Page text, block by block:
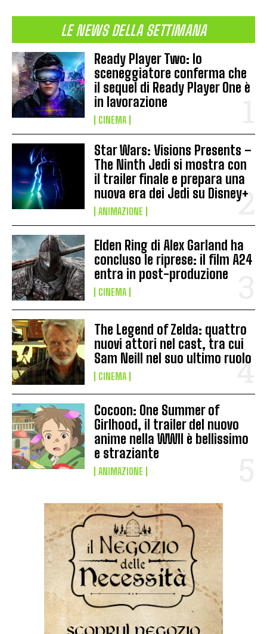
LE NEWS DELLA SETTIMANA
Ready Player Two: lo
sceneggiatore conferma che
il sequel di Ready Player One è
in lavorazione
CINEMA
Star Wars: Visions Presents –
The Ninth Jedi si mostra con
il trailer finale e prepara una
nuova era dei Jedi su Disney+
ANIMAZIONE
Elden Ring di Alex Garland ha
concluso le riprese: il film A24
entra in post-produzione
CINEMA
The Legend of Zelda: quattro
nuovi attori nel cast, tra cui
Sam Neill nel suo ultimo ruolo
CINEMA
Cocoon: One Summer of
Girlhood, il trailer del nuovo
anime nella WWII è bellissimo
e straziante
ANIMAZIONE